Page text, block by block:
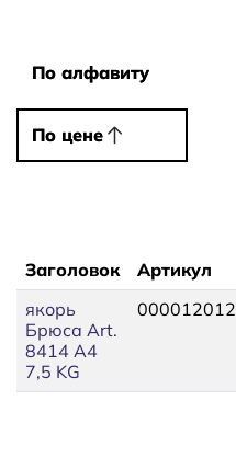
По алфавиту
По алфавиту
По цене
По цене
Заголовок Артикул
якорь
Брюса Art.
8414 A4
7,5 KG
000012012